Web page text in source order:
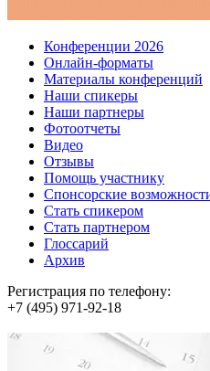
Конференции 2026
Онлайн-форматы
Материалы конференций
Наши спикеры
Наши партнеры
Фотоотчеты
Видео
Отзывы
Помощь участнику
Спонсорские
Стать спикером
Стать партнером
Глоссарий
Архив
Регистрация по телефону:
+7 (495) 971-92-18